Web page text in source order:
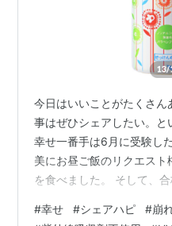
今日はいいことがたくさ
事はぜひシェアしたい。
幸せ一番手は6月に受験し
美にお昼ご飯のリクエス
を食べました。 そして、
一緒に頬張りました。 キ
#幸せ #シェアハピ #崩